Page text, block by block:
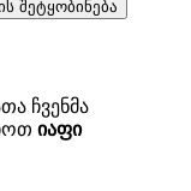
შეტყობინება
ჩვენმა
იაფი